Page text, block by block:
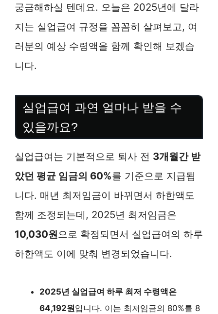
궁금해하실 텐데요. 오늘은 2025년에 달라
지는 실업급여 규정을 꼼꼼히 살펴보고, 여
러분의 예상 수령액을 함께 확인해 보겠습
니다.
실업급여 과연 얼마나 받을 수
있을까요?
실업급여는 기본적으로 퇴사 전 3개월간 받
았던 평균 임금의 60%를 기준으로 지급됩
니다. 매년 최저임금이 바뀌면서 하한액도
함께 조정되는데, 2025년 최저임금은
10,030원으로 확정되면서 실업급여의 하루
하한액도 이에 맞춰 변경되었습니다.
2025년 실업급여 하루 최저 수령액은
64,192원입니다. 이는 최저임금의 80%를 8